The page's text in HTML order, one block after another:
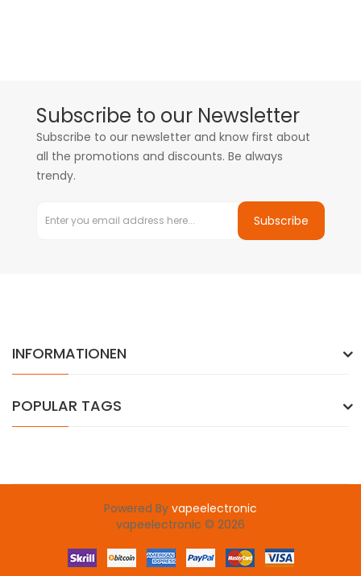
Subscribe to our Newsletter
Subscribe to our newsletter and know first about
all the promotions and discounts. Be always
trendy.
Subscribe
INFORMATIONEN
POPULAR TAGS
Powered By vapeelectronic
slot gacorjudi online 78winslot gacor
vapeelectronic © 2026